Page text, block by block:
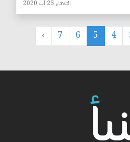
الثلاثاء 25 آب 2020
4
5
6
7
›